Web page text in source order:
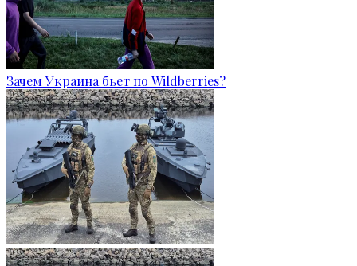
Зачем Украина бьет по Wildberries?